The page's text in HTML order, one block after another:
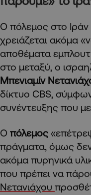
Ο πόλεμος στο Ιράν
χρειάζεται ακόμα
αποθέματα
στο μεταξύ, ο
Μπενιαμίν
δίκτυο CBS,
συνέντευξης που
Ο πόλεμος
πράγματα, όμως δεν
ακόμα πυρηνικά
που πρέπει να
Νετανιάχου